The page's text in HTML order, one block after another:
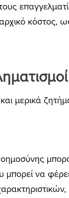
μερικά
μπορεί να